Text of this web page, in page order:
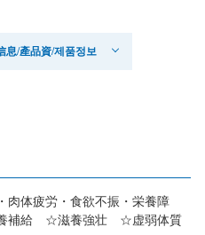
息/產品資/제품정보
体疲労・食欲不振・栄養障
養補給 ☆滋養強壮 ☆虚弱体質